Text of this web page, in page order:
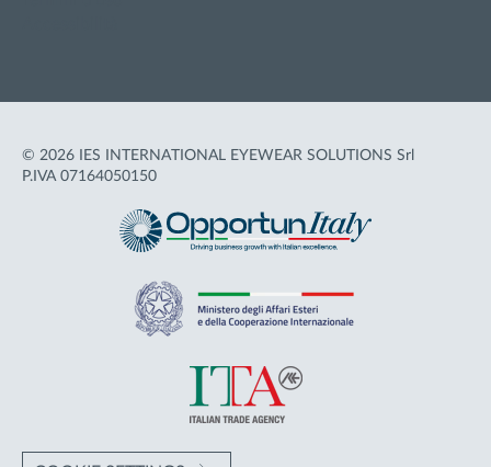
© 2026 IES INTERNATIONAL EYEWEAR SOLUTIONS Srl
P.IVA 07164050150